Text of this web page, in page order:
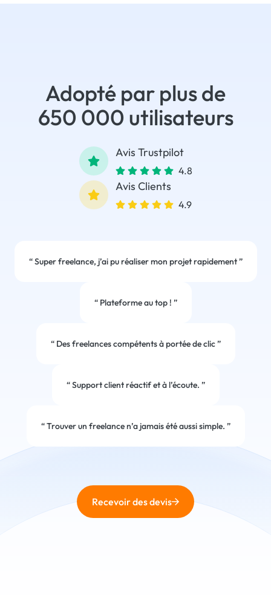
Adopté par plus de
650 000 utilisateurs
Avis Trustpilot
4.8
Avis Clients
4.9
“Super freelance, j’ai pu réaliser mon projet rapidement”
“Plateforme au top ! ”
“Des freelances compétents à portée de clic”
“Support client réactif et à l’écoute. ”
“Trouver un freelance n’a jamais été aussi simple. ”
Recevoir des devis